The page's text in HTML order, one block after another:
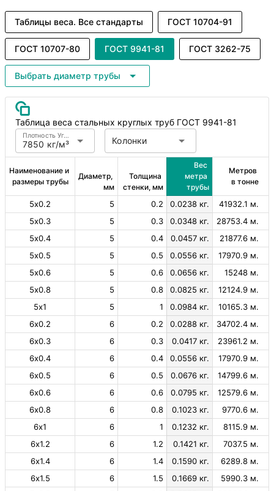
Таблицы веса. Все стандарты ГОСТ 10704-91
ГОСТ 10707-80 ГОСТ 9941-81 ГОСТ 3262-75
Выбрать диаметр трубы
Таблица веса стальных круглых труб ГОСТ 9941-81
7850 кг/м³
Плотность Углеродистая сталь Колонки
Наименование и
размеры трубы
Диаметр,
мм
Толщина
стенки, мм
Вес
метра
трубы
Метров
в тонне
5х0.2 5 0.2 0.0238 кг.
41932.1 м.
5х0.3
5 0.3 0.0348 кг.
28753.4 м.
5х0.4
5 0.4 0.0457 кг.
21877.6 м.
5х0.5
5 0.5 0.0556 кг.
17970.9 м.
5х0.6
5 0.6 0.0656 кг.
15248 м.
5х0.8
5 0.8 0.0825 кг.
12124.9 м.
5х1
5 1 0.0984 кг.
10165.3 м.
6х0.2
6 0.2 0.0288 кг.
34702.4 м.
6х0.3
6 0.3 0.0417 кг.
23961.2 м.
6х0.4
6 0.4 0.0556 кг.
17970.9 м.
6х0.5
6 0.5 0.0676 кг.
14799.6 м.
6х0.6
6 0.6 0.0795 кг.
12579.6 м.
6х0.8
6 0.8 0.1023 кг.
9770.6 м.
6х1
6 1 0.1232 кг.
8115.9 м.
6х1.2
6 1.2 0.1421 кг.
7037.5 м.
6х1.4
6 1.4 0.1590 кг.
6289.8 м.
6х1.5
6 1.5 0.1669 кг.
5990.3 м.